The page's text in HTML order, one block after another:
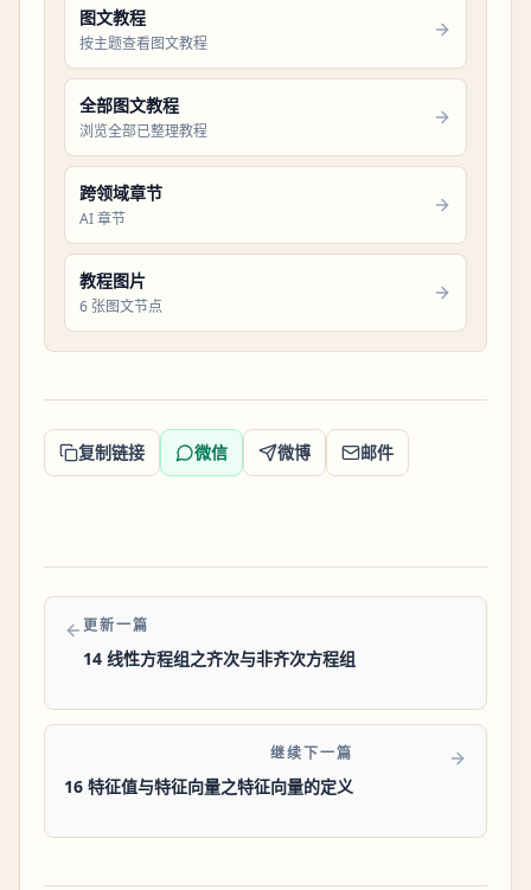
图文教程
按主题查看图文教程
全部图文教程
浏览全部已整理教程
跨领域章节
AI 章节
教程图片
6 张图文节点
复制链接 微信 微博 邮件
更新一篇
14 线性方程组之齐次与非齐次方程组
继续下一篇
16 特征值与特征向量之特征向量的定义